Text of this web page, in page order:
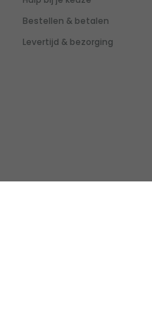
Bestellen & betalen
Levertijd & bezorging